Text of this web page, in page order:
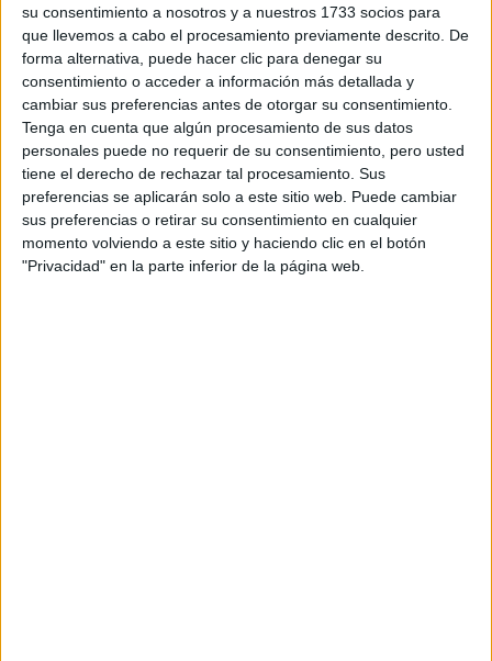
su consentimiento a nosotros y a nuestros 1733 socios para
que llevemos a cabo el procesamiento previamente descrito. De
forma alternativa, puede hacer clic para denegar su
consentimiento o acceder a información más detallada y
cambiar sus preferencias antes de otorgar su consentimiento.
Tenga en cuenta que algún procesamiento de sus datos
personales puede no requerir de su consentimiento, pero usted
tiene el derecho de rechazar tal procesamiento. Sus
preferencias se aplicarán solo a este sitio web. Puede cambiar
sus preferencias o retirar su consentimiento en cualquier
momento volviendo a este sitio y haciendo clic en el botón
"Privacidad" en la parte inferior de la página web.
Corte bob con flequillo
Si ya apostaste por el corte bob, ahora te toca el flequillo.
Una opción muy elegante y que resalta los rasgos como
los muestra Gimena Accardi.